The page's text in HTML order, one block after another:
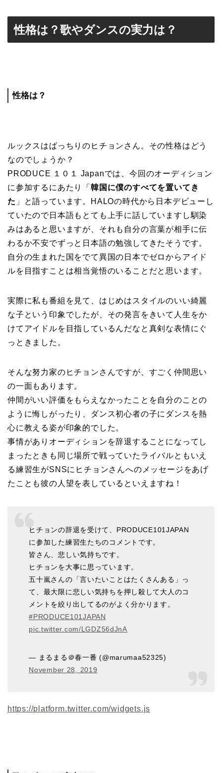
性格は？歌やダンスの実力は？
性格は？
ルックスはばっちりのヒチョンさん。その性格はどう
なのでしょうか？
PRODUCE １０１ Japanでは、今回のオーディション
に参加するにあたり「 韓国に僕のすべてを置いてき
た 」と語っています。HALOの時代から日本デビューし
ていたので日本語もとても上手に話していますし馴染
みはあると思いますが、それも自分の言葉が相手に伝
わるか不安でずっと日本語の勉強してきたそうです。
自分の生まれた国をでて異国の日本でゼロからアイド
ルを目指すことは相当覚悟のいることだと思います。
実際に私も番組を見て、はじめはスタイルのいい綺麗
な子という印象でしたが、その発言をきいて人生をか
けてアイドルを目指しているんだなと真剣な表情にぐ
っときました。
そんな努力家のヒチョンさんですが、すごく仲間思い
の一面もあります。
仲間がいい評価をもらえなかったことを自分のことの
ように悔しがったり、ダンス初心者の子にダンスを熱
心に教える姿が印象的でした。
事情がありオーディションを辞退することになってし
まったときも同じ場所で戦っていたライバルともいえ
る練習生がSNSにヒチョンさんへのメッセージをあげ
たことも彼の人望を表しているといえますね！
ヒチョンの辞退を受けて、PRODUCE101JAPAN
に参加した練習生たちのコメントです。
皆さん、悲しい気持ちです。
ヒチョンを大事に思っています。
五十嵐さんの「言いたいことはたくさんある」っ
て、最大限に悲しい気持ちを押し殺して大人のコ
メントを絞り出してるのがよく分かります。
#PRODUCE101JAPAN
pic.twitter.com/LGDZ56dJnA
— まるまる＠春一番 (@marumaa52325)
November 28, 2019
https://platform.twitter.com/widgets.js